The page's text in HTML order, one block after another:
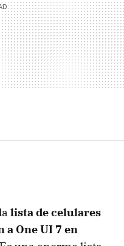
lista de celulares
a One UI 7 en